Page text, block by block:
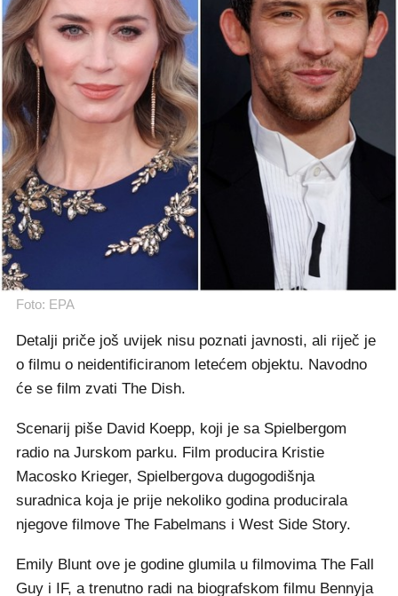
Foto: EPA
Detalji priče još uvijek nisu poznati javnosti, ali riječ je
o filmu o neidentificiranom letećem objektu. Navodno
će se film zvati The Dish.
Scenarij piše David Koepp, koji je sa Spielbergom
radio na Jurskom parku. Film producira Kristie
Macosko Krieger, Spielbergova dugogodišnja
suradnica koja je prije nekoliko godina producirala
njegove filmove The Fabelmans i West Side Story.
Emily Blunt ove je godine glumila u filmovima The Fall
Guy i IF, a trenutno radi na biografskom filmu Bennyja